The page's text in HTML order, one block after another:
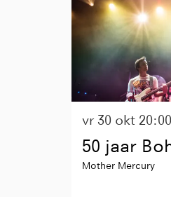
50 jaar
Mother Mercury
vr 30 okt